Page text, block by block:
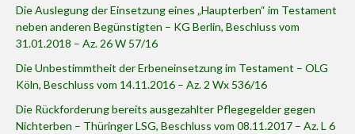
Die Auslegung der Einsetzung eines „Haupterben“ im Testament
neben anderen Begünstigten – KG Berlin, Beschluss vom
31.01.2018 – Az. 26 W 57/16
Die Unbestimmtheit der Erbeneinsetzung im Testament – OLG
Köln, Beschluss vom 14.11.2016 – Az. 2 Wx 536/16
Die Rückforderung bereits ausgezahlter Pflegegelder gegen
Nichterben – Thüringer LSG, Beschluss vom 08.11.2017 – Az. L 6